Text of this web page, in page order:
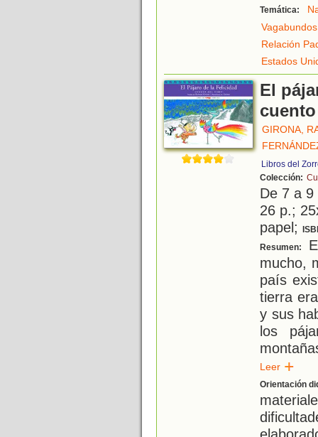
Temática:
Vagabundos
Relación
Estados
El
GIRONA,
Libros del
Colección:
De 7 a
26 p.;
papel;
Resumen:
mucho,
país
tierra
y sus
los
Leer
Orientación